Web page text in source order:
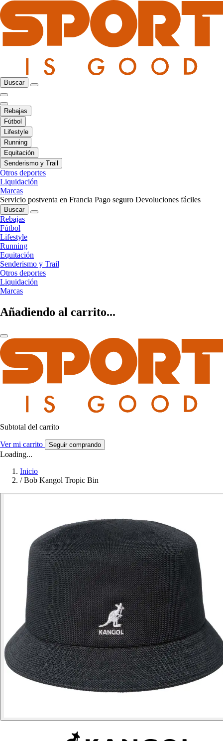
Buscar
Rebajas
Fútbol
Lifestyle
Running
Equitación
Senderismo y Trail
Otros deportes
Liquidación
Marcas
Servicio postventa en Francia Pago seguro Devoluciones fáciles
Buscar
Rebajas
Fútbol
Lifestyle
Running
Equitación
Senderismo y Trail
Otros deportes
Liquidación
Marcas
Añadiendo al carrito...
Subtotal del carrito
Ver mi carrito Seguir comprando
Loading...
Inicio
/ Bob Kangol Tropic Bin